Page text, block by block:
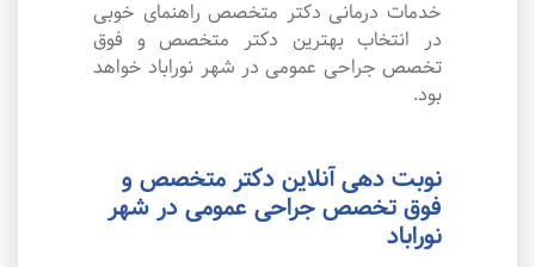
خدمات درمانی دکتر متخصص راهنمای خوبی
در انتخاب بهترین دکتر متخصص و فوق
تخصص جراحی عمومی در شهر نوراباد خواهد
بود.
نوبت دهی آنلاین دکتر متخصص و
فوق تخصص جراحی عمومی در شهر
نوراباد